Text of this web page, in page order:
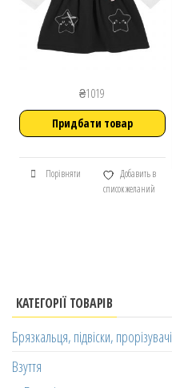
₴1019
Придбати товар
Порівняти
Добавить в
список желаний
КАТЕГОРІЇ ТОВАРІВ
Брязкальця, підвіски, прорізувачі
Взуття